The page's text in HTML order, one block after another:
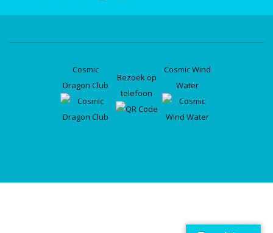
Cosmic
Dragon Club
Bezoek op
telefoon
Cosmic Wind
Water